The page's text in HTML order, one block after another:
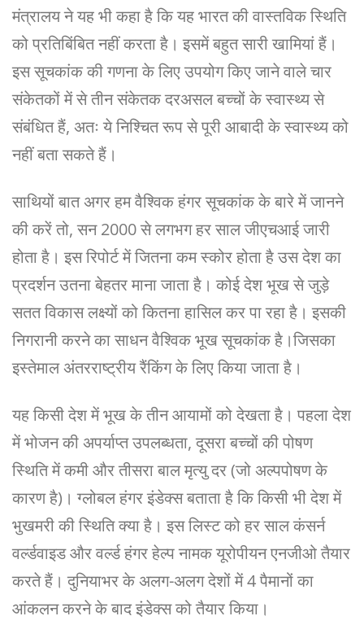
मंत्रालय ने यह भी कहा है कि यह भारत की वास्तविक स्थिति
को प्रतिबिंबित नहीं करता है। इसमें बहुत सारी खामियां हैं।
इस सूचकांक की गणना के लिए उपयोग किए जाने वाले चार
संकेतकों में से तीन संकेतक दरअसल बच्चों के स्वास्थ्य से
संबंधित हैं, अतः ये निश्चित रूप से पूरी आबादी के स्वास्थ्य को
नहीं बता सकते हैं।
साथियों बात अगर हम वैश्विक हंगर सूचकांक के बारे में जानने
की करें तो, सन 2000 से लगभग हर साल जीएचआई जारी
होता है। इस रिपोर्ट में जितना कम स्कोर होता है उस देश का
प्रदर्शन उतना बेहतर माना जाता है। कोई देश भूख से जुड़े
सतत विकास लक्ष्यों को कितना हासिल कर पा रहा है। इसकी
निगरानी करने का साधन वैश्विक भूख सूचकांक है।जिसका
इस्तेमाल अंतरराष्ट्रीय रैंकिंग के लिए किया जाता है।
यह किसी देश में भूख के तीन आयामों को देखता है। पहला देश
में भोजन की अपर्याप्त उपलब्धता, दूसरा बच्चों की पोषण
स्थिति में कमी और तीसरा बाल मृत्यु दर (जो अल्पपोषण के
कारण है)। ग्लोबल हंगर इंडेक्स बताता है कि किसी भी देश में
भुखमरी की स्थिति क्या है। इस लिस्ट को हर साल कंसर्न
वर्ल्डवाइड और वर्ल्ड हंगर हेल्प नामक यूरोपीयन एनजीओ तैयार
करते हैं। दुनियाभर के अलग-अलग देशों में 4 पैमानों का
आंकलन करने के बाद इंडेक्स को तैयार किया।